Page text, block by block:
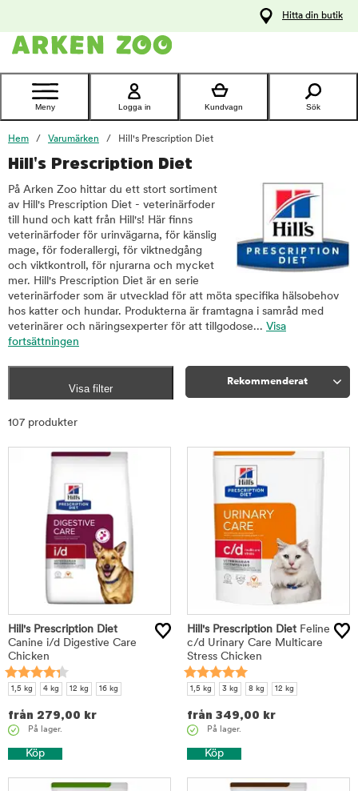
Kontakta
Hitta din butik
Meny Logga in Kundvagn Sök
Hem Varumärken Hill's Prescription Diet
Hill's Prescription Diet
På Arken Zoo hittar du ett stort sortiment
av Hill's Prescription Diet - veterinärfoder
till hund och katt från Hill's! Här finns
veterinärfoder för urinvägarna, för känslig
mage, för foderallergi, för viktnedgång
och viktkontroll, för njurarna och mycket
mer. Hill's Prescription Diet är en serie
veterinärfoder som är utvecklad för att möta specifika hälsobehov
hos katter och hundar. Produkterna är framtagna i samråd med
veterinärer och näringsexperter för att tillgodose... Visa
fortsättningen
Visa filter
Rekommenderat
107 produkter
Hill's Prescription Diet
Canine i/d Digestive Care
Chicken
1,5 kg 4 kg 12 kg 16 kg
från 279,00 kr
På lager.
Köp
Hill's Prescription Diet Feline
c/d Urinary Care Multicare
Stress Chicken
1,5 kg 3 kg 8 kg 12 kg
från 349,00 kr
På lager.
Köp